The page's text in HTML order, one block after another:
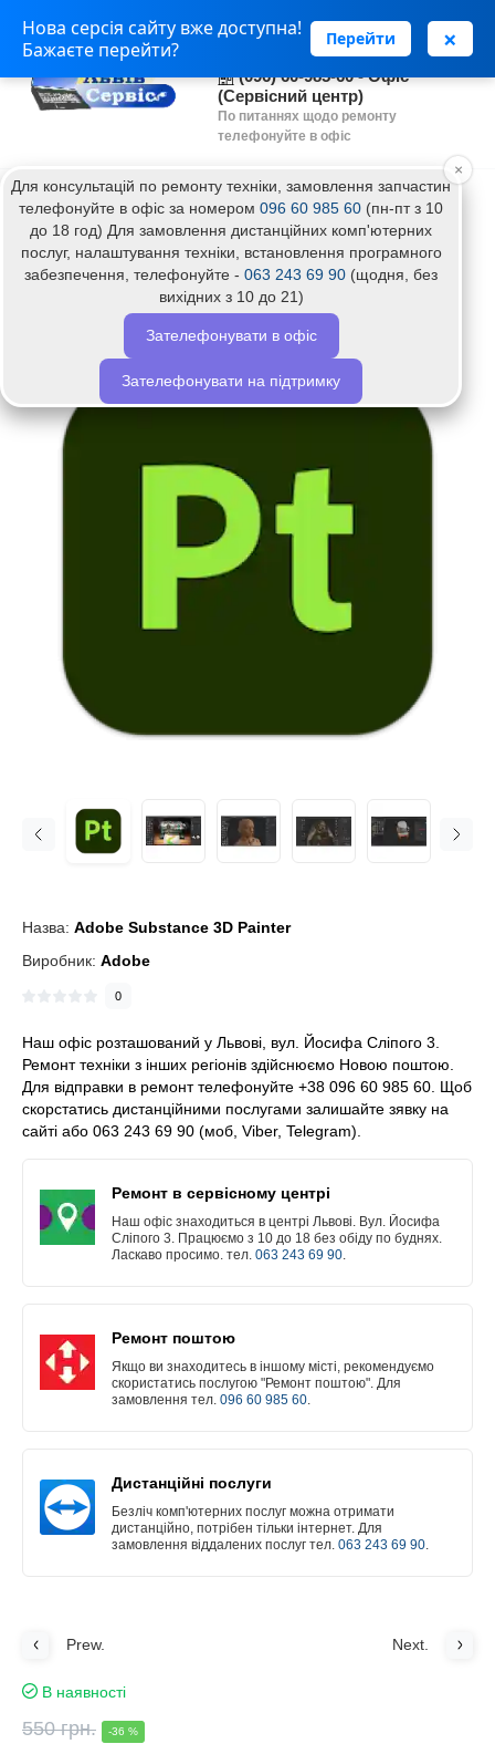
Нова серсія сайту вже доступна!
Бажаєте перейти?
Перейти ×
(063) 243 69 90 - Установка
(096) 60-985-60 - Офіс
(Сервісний центр)
По питаннях щодо ремонту
телефонуйте в офіс
Головна Налаштування Adobe Substance 3D Painter
Налаштування Adobe Substance 3D
Painter
Назва: Adobe Substance 3D Painter
Виробник: Adobe
0
Наш офіс розташований у Львові, вул. Йосифа Сліпого 3.
Ремонт техніки з інших регіонів здійснюємо Новою поштою.
Для відправки в ремонт телефонуйте +38 096 60 985 60. Щоб
скорстатись дистанційними послугами залишайте зявку на
сайті або 063 243 69 90 (моб, Viber, Telegram).
Ремонт в сервісному центрі
Наш офіс знаходиться в центрі Львові. Вул. Йосифа
Сліпого 3. Працюємо з 10 до 18 без обіду по буднях.
Ласкаво просимо. тел. 063 243 69 90.
Ремонт поштою
Якщо ви знаходитесь в іншому місті, рекомендуємо
скористатись послугою "Ремонт поштою". Для
замовлення тел. 096 60 985 60.
Дистанційні послуги
Безліч комп'ютерних послуг можна отримати
дистанційно, потрібен тільки інтернет. Для
замовлення віддалених послуг тел. 063 243 69 90.
Prew. Next.
В наявності
550 грн. -36 %
Для консультацій по ремонту техніки, замовлення запчастин
телефонуйте в офіс за номером 096 60 985 60 (пн-пт з 10
до 18 год) Для замовлення дистанційних комп'ютерних
послуг, налаштування техніки, встановлення програмного
забезпечення, телефонуйте - 063 243 69 90 (щодня, без
вихідних з 10 до 21)
Зателефонувати в офіс
Зателефонувати на підтримку
×